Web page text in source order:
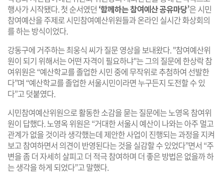
행사가 시작됐다. 첫 순서였던 ‘함께하는 참여예산 공유마당’은 시민
참여예산을 주제로 시민참여예산위원들과 온라인 실시간 화상회의
를 하는 방식이었다.
강동구에 거주하는 최웅식 씨가 질문 영상을 보내왔다. "참여예산위
원이 되기 위해서는 어떤 자격이 필요하냐"는 그의 질문에 한상락 참
여위원은 “예산학교를 졸업한 시민 중에 무작위로 추첨하여 선발한
다”며 “예산학교를 졸업한 서울시민이라면 누구든지 도전할 수 있
다”고 덧붙였다.
시민참여예산위원으로 활동한 소감을 묻는 질문에는 노영옥 참여위
원이 답했다. 노영옥 위원은 “거대한 서울시 예산이 나와는 아주 멀고
관계가 없을 것이라 생각했는데 제안한 사업이 진행되는 과정을 지켜
보고 참여하면서 의견이 반영된다는 것을 실감할 수 있었다”면서 “주
변을 좀 더 자세히 살피고 더 적극 참여하며 더 좋은 방법은 없을까 하
는 생각을 하게 되었다”고 말했다.